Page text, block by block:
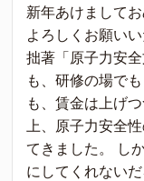
新年あけまして
よろしくお願い
拙著「原子力安
も、研修の場で
も、賃金は上げ
上、原子力安全
てきました。 し
にしてくれない